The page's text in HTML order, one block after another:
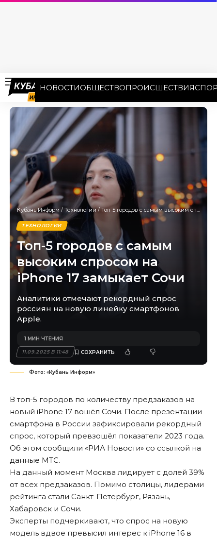
НОВОСТИОБЩЕСТВОПРОИСШЕСТВИЯ
Кубань Информ / Технологии/Топ-5 городов с самым высоким спросом на iPhone 17 замыкает Сочи
ТЕХНОЛОГИИ
Топ-5 городов с самым
высоким спросом на
iPhone 17 замыкает Сочи
Аналитики отмечают рекордный спрос
россиян на новую линейку смартфонов
Apple.
11.09.2025 В 11:48
1 МИН ЧТЕНИЯ
Фото: «Кубань Информ»
В топ-5 городов по количеству предзаказов на
новый iPhone 17 вошёл Сочи. После презентации
смартфона в России зафиксировали рекордный
спрос, который превзошёл показатели 2023 года.
Об этом сообщили «РИА Новости» со ссылкой на
данные МТС.
На данный момент Москва лидирует с долей 39%
от всех предзаказов. Помимо столицы, лидерами
рейтинга стали Санкт-Петербург, Рязань,
Хабаровск и Сочи.
Эксперты подчеркивают, что спрос на новую
модель вдвое превысил интерес к iPhone 16 в